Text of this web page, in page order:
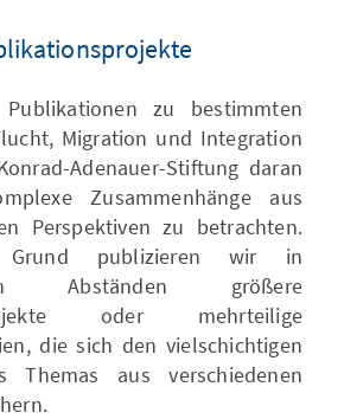
zu bestimmten
Migration und Integration
Adenauer-Stiftung daran
Zusammenhänge aus
Perspektiven zu betrachten.
publizieren wir in
Abständen größere
oder mehrteilige
die sich den vielschichtigen
Themas aus verschiedenen